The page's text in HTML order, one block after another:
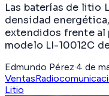
Las baterías de litio
densidad
extendidos frente
modelo LI-10012C
Edmundo Pérez·4 de
Ventas
Litio